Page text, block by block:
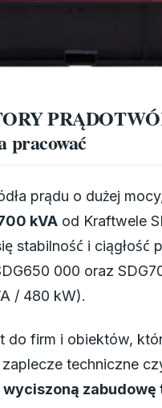
pracować
prądu o dużej
kVA od Kraftwele
stabilność i ciągłość
000 oraz
/ 480 kW).
do firm i obiektów,
techniczne
wyciszoną zabudowę